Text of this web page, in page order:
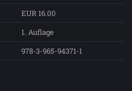
EUR 16.00
1. Auflage
978-3-965-94371-1